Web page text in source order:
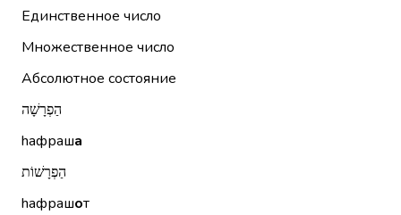
Единственное число
Множественное число
Абсолютное состояние
הַפְרָשָׁה
hафраша
הַפְרָשׁוֹת
hафрашот